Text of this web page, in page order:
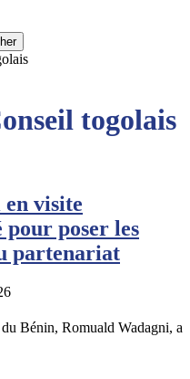
togolais
visite
poser les
partenariat
Bénin, Romuald Wadagni, a